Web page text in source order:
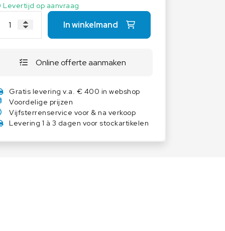
Overige weegschalen
Dierenweegschalen
Industrie 4.0
Veerweegschalen
Weegcellen
Winkelweegschalen
Levertijd op aanvraag
In winkelmand
Online offerte aanmaken
Gratis levering v.a. € 400 in webshop
Voordelige prijzen
Vijfsterrenservice voor & na verkoop
Levering 1 à 3 dagen voor stockartikelen